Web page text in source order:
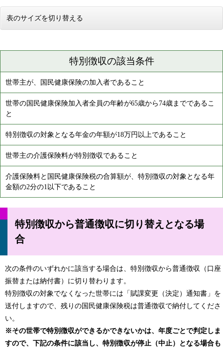
表のサイズを切り替える
特別徴収の該当条件
世帯主が、国民健康保険の加入者であること
世帯の国民健康保険加入者全員の年齢が65歳から74歳までであるこ
と
特別徴収の対象となる年金の年額が18万円以上であること
世帯主の介護保険料が特別徴収であること
介護保険料と国民健康保険税の合算額が、特別徴収の対象となる年
金額の2分の1以下であること
特別徴収から普通徴収に切り替えとなる場
合
次の条件のいずれかに該当する場合は、特別徴収から普通徴収（口座
振替または納付書）に切り替わります。
特別徴収の対象でなくなった世帯には「賦課変更（決定）通知書」を
送付しますので、残りの国民健康保険税は普通徴収で納付してくださ
い。
※その世帯で特別徴収ができるかできないかは、年度ごとで判定しま
すので、下記の条件に該当し、特別徴収が停止（中止）となる場合も